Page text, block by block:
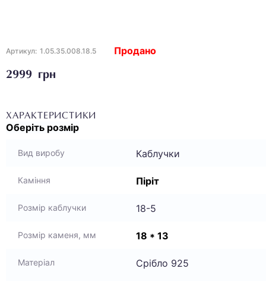
Артикул: 1.05.35.008.18.5
2999 грн
Продано
ХАРАКТЕРИСТИКИ
Оберіть розмір
Вид виробу Каблучки
Каміння Піріт
Розмір каблучки 18-5
Розмір каменя, мм 18 * 13
Матеріал Срібло 925